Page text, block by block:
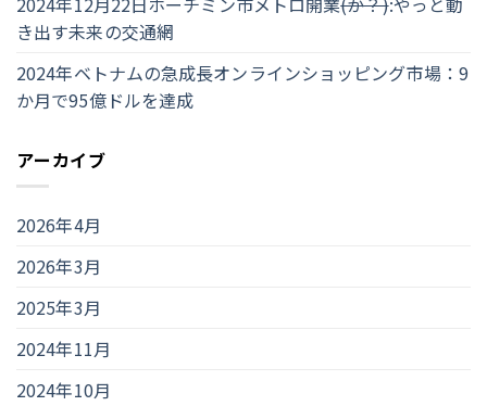
き出す未来の交通網
2024年ベトナムの急成長オンラインショッピング市場：9
か月で95億ドルを達成
アーカイブ
2026年4月
2026年3月
2025年3月
2024年11月
2024年10月